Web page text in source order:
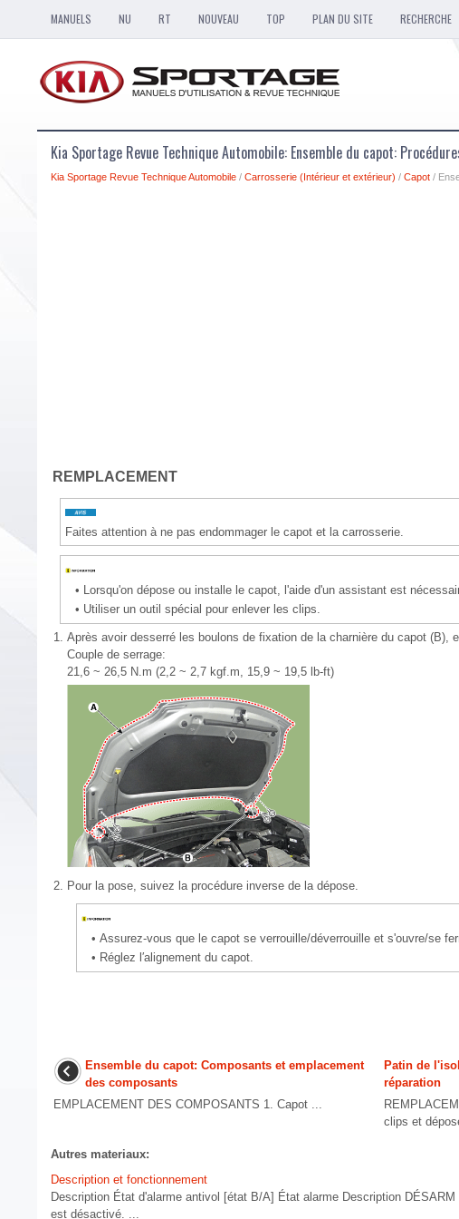
MANUELS NU RT NOUVEAU TOP PLAN DU SITE RECHERCHE
Kia Sportage Revue Technique Automobile: Ensemble du capot:
Kia Sportage Revue Technique Automobile / Carrosserie (Intérieur et extérieur) / Capot /
REMPLACEMENT
Faites attention à ne pas endommager le capot et la carrosserie.
• Lorsqu'on dépose ou installe le capot, l'aide d'un assistant est
• Utiliser un outil spécial pour enlever les clips.
1. Après avoir desserré les boulons de fixation de la charnière du capot (B),
Couple de serrage:
21,6 ~ 26,5 N.m (2,2 ~ 2,7 kgf.m, 15,9 ~ 19,5 lb-ft)
2. Pour la pose, suivez la procédure inverse de la dépose.
• Assurez-vous que le capot se verrouille/déverrouille et s'ouvre/se
• Réglez l′alignement du capot.
Ensemble du capot: Composants et emplacement
des composants
EMPLACEMENT DES COMPOSANTS 1. Capot ...
Patin de
réparation
clips et
Autres materiaux:
Description et fonctionnement
Description État d'alarme antivol [état B/A] État alarme Description
est désactivé. ...